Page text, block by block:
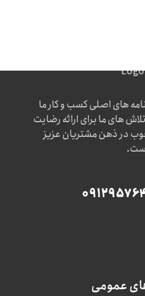
های اصلی کسب و کار ما
های ما برای ارائه رضایت
در ذهن مشتریان عزیز
عمومی